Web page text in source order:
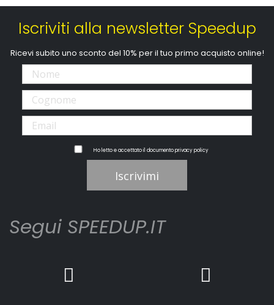
Iscriviti alla newsletter Speedup
Ricevi subito uno sconto del 10% per il tuo primo acquisto online!
Ho letto e accettato il documentoprivacy policy
Iscrivimi
Segui SPEEDUP.IT